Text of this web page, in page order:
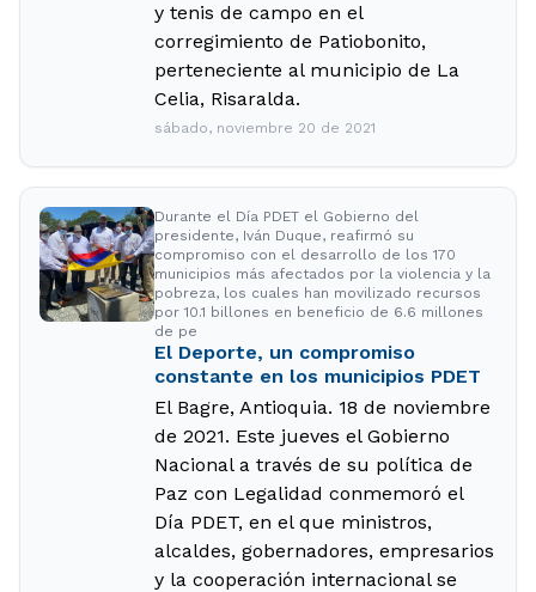
y tenis de campo en el
corregimiento de Patiobonito,
perteneciente al municipio de La
Celia, Risaralda.
sábado, noviembre 20 de 2021
Durante el Día PDET el Gobierno del
presidente, Iván Duque, reafirmó su
compromiso con el desarrollo de los 170
municipios más afectados por la violencia y la
pobreza, los cuales han movilizado recursos
por 10.1 billones en beneficio de 6.6 millones
de pe
El Deporte, un compromiso
constante en los municipios PDET
El Bagre, Antioquia. 18 de noviembre
de 2021. Este jueves el Gobierno
Nacional a través de su política de
Paz con Legalidad conmemoró el
Día PDET, en el que ministros,
alcaldes, gobernadores, empresarios
y la cooperación internacional se